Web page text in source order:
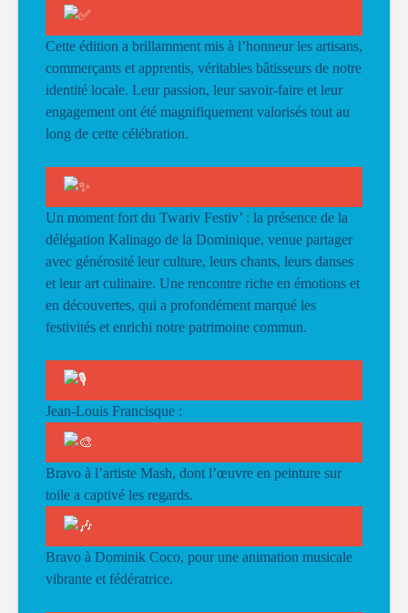
Cette édition a brillamment mis à l’honneur les artisans,
commerçants et apprentis, véritables bâtisseurs de notre
identité locale. Leur passion, leur savoir-faire et leur
engagement ont été magnifiquement valorisés tout au
long de cette célébration.
Un moment fort du Twariv Festiv’ : la présence de la
délégation Kalinago de la Dominique, venue partager
avec générosité leur culture, leurs chants, leurs danses
et leur art culinaire. Une rencontre riche en émotions et
en découvertes, qui a profondément marqué les
festivités et enrichi notre patrimoine commun.
Jean-Louis Francisque :
Bravo à l’artiste Mash, dont l’œuvre en peinture sur
toile a captivé les regards.
Bravo à Dominik Coco, pour une animation musicale
vibrante et fédératrice.